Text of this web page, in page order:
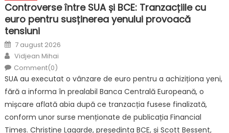
Controverse între SUA și BCE: Tranzacțiile cu
euro pentru susținerea yenului provoacă
tensiuni
Posted
on
7 august 2026
Author
Vidjean Mihai
Comment(0)
SUA au executat o vânzare de euro pentru a achiziționa yeni,
fără a informa în prealabil Banca Centrală Europeană, o
mișcare aflată abia după ce tranzacția fusese finalizată,
conform unor surse menționate de publicația Financial
Times. Christine Lagarde, președinta BCE, și Scott Bessent,